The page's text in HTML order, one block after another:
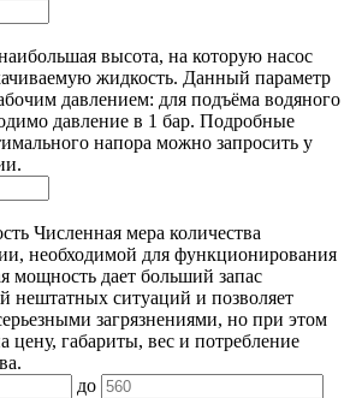
высота, на которую насос
жидкость. Данный параметр
давлением: для подъёма водяного
давление в 1 бар. Подробные
напора можно запросить у
Численная мера количества
необходимой для функционирования
мощность дает больший запас
нештатных ситуаций и позволяет
загрязнениями, но при этом
цену, габариты, вес и потребление
до